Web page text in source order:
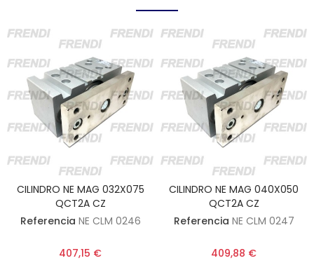
CILINDRO NE MAG 032X075
QCT2A CZ
Referencia NE CLM 0246
407,15 €
CILINDRO NE MAG 040X050
QCT2A CZ
Referencia NE CLM 0247
409,88 €